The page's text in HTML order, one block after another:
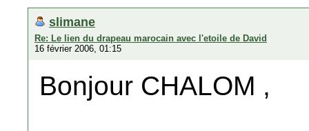
slimane
Re: Le lien du drapeau marocain avec l'etoile de David
16 février 2006, 01:15
Bonjour CHALOM ,